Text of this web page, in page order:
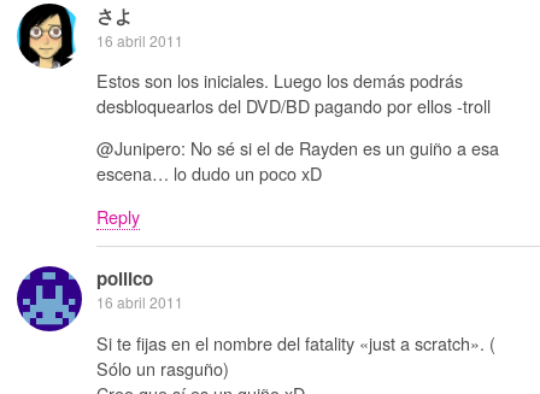
さよ
16 abril 2011
Estos son los iniciales. Luego los demás podrás
desbloquearlos del DVD/BD pagando por ellos -troll
@Junipero: No sé si el de Rayden es un guiño a esa
escena… lo dudo un poco xD
Reply
pollico
16 abril 2011
Si te fijas en el nombre del fatality «just a scratch». (
Sólo un rasguño)